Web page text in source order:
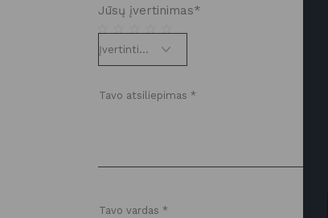
Jūsų įvertinimas*